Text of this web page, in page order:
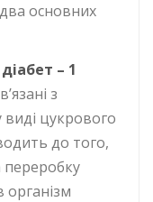
основних
– 1
з
цукрового
до того,
переробку
організм